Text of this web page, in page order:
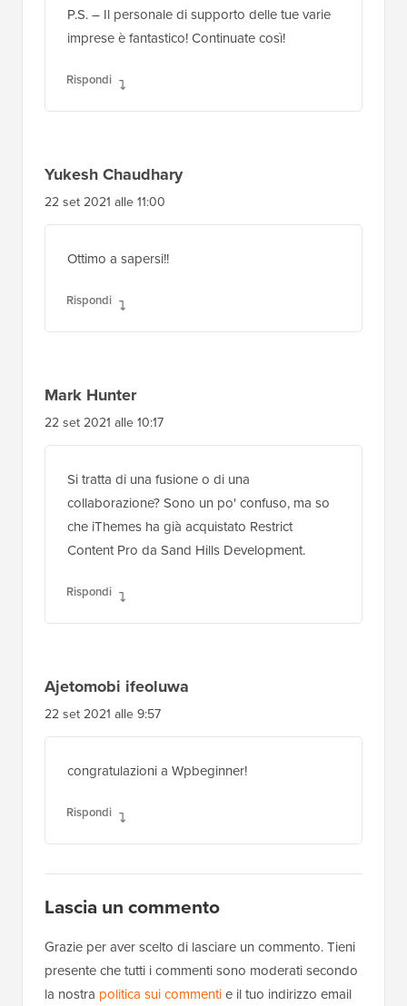
P.S. – Il personale di supporto delle tue varie
imprese è fantastico! Continuate così!
Rispondi
Yukesh Chaudhary
22 set 2021 alle 11:00
Ottimo a sapersi!!
Rispondi
Mark Hunter
22 set 2021 alle 10:17
Si tratta di una fusione o di una
collaborazione? Sono un po' confuso, ma so
che iThemes ha già acquistato Restrict
Content Pro da Sand Hills Development.
Rispondi
Ajetomobi ifeoluwa
22 set 2021 alle 9:57
congratulazioni a Wpbeginner!
Rispondi
Lascia un commento
Grazie per aver scelto di lasciare un commento. Tieni
presente che tutti i commenti sono moderati secondo
la nostra politica sui commentie il tuo indirizzo email